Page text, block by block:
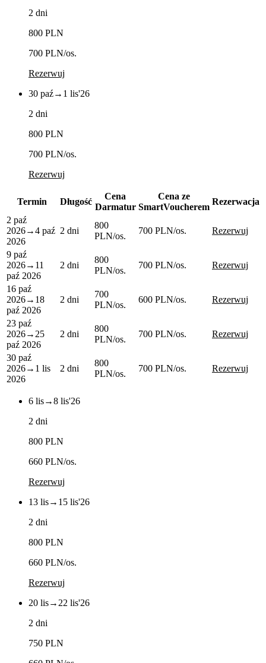
2 dni
800 PLN
700 PLN/os.
Rezerwuj
30 paź→ 1 lis'26
2 dni
800 PLN
700 PLN/os.
Rezerwuj
Termin Długość
Cena
Darmatur
Cena ze
SmartVoucherem
Rezerwacja
2 paź
2026→4 paź
2026
2 dni
800
PLN/os.
700 PLN/os. Rezerwuj
9 paź
2026→ 11
paź 2026
2 dni
800
PLN/os.
700 PLN/os. Rezerwuj
16 paź
2026→ 18
paź 2026
2 dni
700
PLN/os.
600 PLN/os. Rezerwuj
23 paź
2026→ 25
paź 2026
2 dni
800
PLN/os.
700 PLN/os. Rezerwuj
30 paź
2026→ 1 lis
2026
2 dni
800
PLN/os.
700 PLN/os. Rezerwuj
6 lis→8 lis'26
2 dni
800 PLN
660 PLN/os.
Rezerwuj
13 lis→ 15 lis'26
2 dni
800 PLN
660 PLN/os.
Rezerwuj
20 lis→ 22 lis'26
2 dni
750 PLN